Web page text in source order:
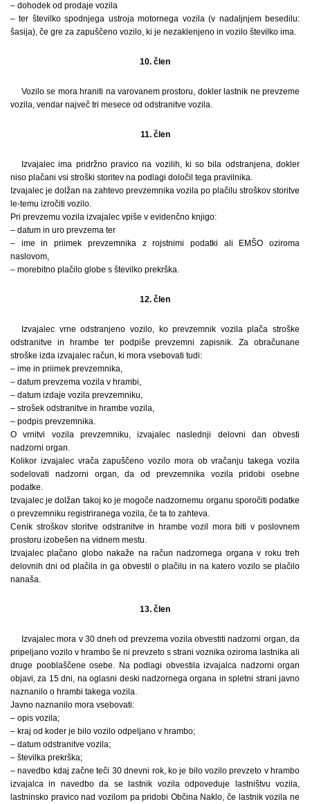
– dohodek od prodaje vozila
– ter številko spodnjega ustroja motornega vozila (v nadaljnjem besedilu:
šasija), če gre za zapuščeno vozilo, ki je nezaklenjeno in vozilo številko ima.
10. člen
Vozilo se mora hraniti na varovanem prostoru, dokler lastnik ne prevzeme
vozila, vendar največ tri mesece od odstranitve vozila.
11. člen
Izvajalec ima pridržno pravico na vozilih, ki so bila odstranjena, dokler
niso plačani vsi stroški storitev na podlagi določil tega pravilnika.
Izvajalec je dolžan na zahtevo prevzemnika vozila po plačilu stroškov storitve
le-temu izročiti vozilo.
Pri prevzemu vozila izvajalec vpiše v evidenčno knjigo:
– datum in uro prevzema ter
– ime in priimek prevzemnika z rojstnimi podatki ali EMŠO oziroma
naslovom,
– morebitno plačilo globe s številko prekrška.
12. člen
Izvajalec vrne odstranjeno vozilo, ko prevzemnik vozila plača stroške
odstranitve in hrambe ter podpiše prevzemni zapisnik. Za obračunane
stroške izda izvajalec račun, ki mora vsebovati tudi:
– ime in priimek prevzemnika,
– datum prevzema vozila v hrambi,
– datum izdaje vozila prevzemniku,
– strošek odstranitve in hrambe vozila,
– podpis prevzemnika.
O vrnitvi vozila prevzemniku, izvajalec naslednji delovni dan obvesti
nadzorni organ.
Kolikor izvajalec vrača zapuščeno vozilo mora ob vračanju takega vozila
sodelovati nadzorni organ, da od prevzemnika vozila pridobi osebne
podatke.
Izvajalec je dolžan takoj ko je mogoče nadzornemu organu sporočiti podatke
o prevzemniku registriranega vozila, če ta to zahteva.
Cenik stroškov storitve odstranitve in hrambe vozil mora biti v poslovnem
prostoru izobešen na vidnem mestu.
Izvajalec plačano globo nakaže na račun nadzornega organa v roku treh
delovnih dni od plačila in ga obvestil o plačilu in na katero vozilo se plačilo
nanaša.
13. člen
Izvajalec mora v 30 dneh od prevzema vozila obvestiti nadzorni organ, da
pripeljano vozilo v hrambo še ni prevzeto s strani voznika oziroma lastnika ali
druge pooblaščene osebe. Na podlagi obvestila izvajalca nadzorni organ
objavi, za 15 dni, na oglasni deski nadzornega organa in spletni strani javno
naznanilo o hrambi takega vozila.
Javno naznanilo mora vsebovati:
– opis vozila;
– kraj od koder je bilo vozilo odpeljano v hrambo;
– datum odstranitve vozila;
– številka prekrška;
– navedbo kdaj začne teči 30 dnevni rok, ko je bilo vozilo prevzeto v hrambo
izvajalca in navedbo da se lastnik vozila odpoveduje lastništvu vozila,
lastninsko pravico nad vozilom pa pridobi Občina Naklo, če lastnik vozila ne